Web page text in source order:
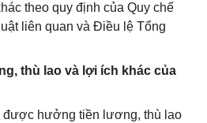
theo quy định của Quy chế
liên quan và Điều lệ Tổng
thù lao và lợi ích khác của
được hưởng tiền lương, thù lao